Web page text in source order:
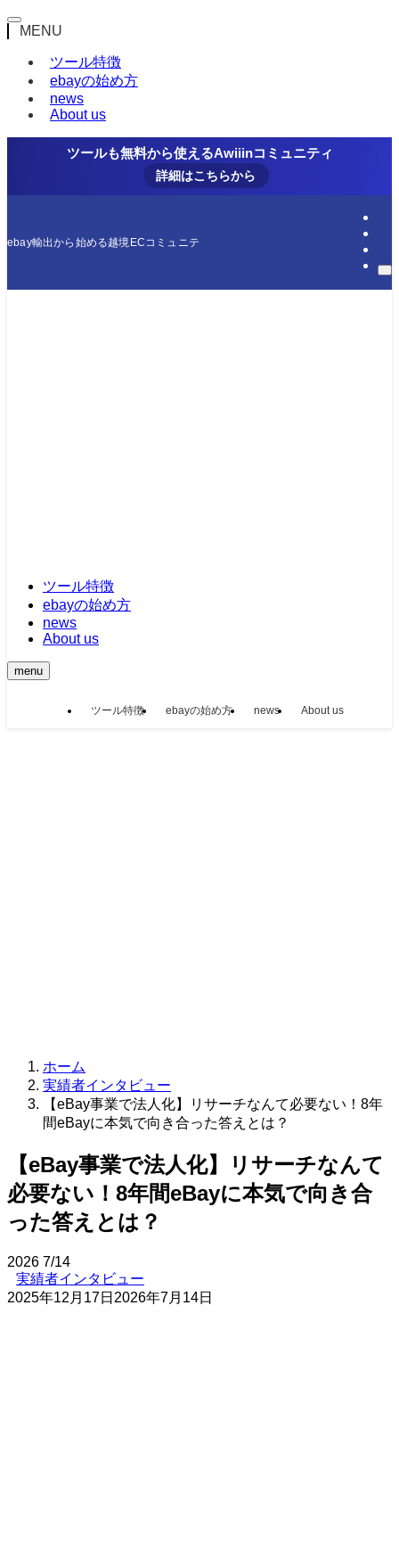
MENU
ツール特徴
ebayの始め方
news
About us
ツールも無料から使えるAwiiinコミュニティ
詳細はこちらから
ebay輸出から始める越境ECコミュニティ
ツール特徴
ebayの始め方
news
About us
menu
ツール特徴 ebayの始め方 news About us
ホーム
実績者インタビュー
【eBay事業で法人化】リサーチなんて必要ない！8年
間eBayに本気で向き合った答えとは？
【eBay事業で法人化】リサーチなんて
必要ない！8年間eBayに本気で向き合
った答えとは？
2026 7/14
実績者インタビュー
2025年12月17日 2026年7月14日